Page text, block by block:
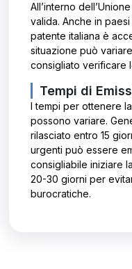
All’interno
valida. Anche in
patente italiana è
situazione può
consigliato verificare
Tempi di
I tempi per ottenere
possono variare.
rilasciato entro 15
urgenti può essere
consigliabile iniziare
20-30 giorni per
burocratiche.